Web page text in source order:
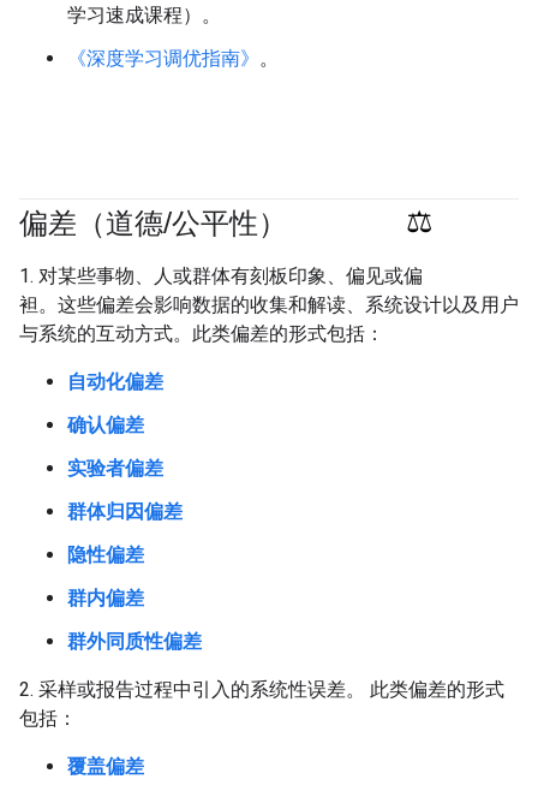
学习速成课程）。
《深度学习调优指南》 。
偏差（道德/公平性） #fundamentals
1. 对某些事物、人或群体有刻板印象、偏见或偏
袒。这些偏差会影响数据的收集和解读、系统设计以及用户
与系统的互动方式。此类偏差的形式包括：
自动化偏差
确认偏差
实验者偏差
群体归因偏差
隐性偏差
群内偏差
群外同质性偏差
2. 采样或报告过程中引入的系统性误差。 此类偏差的形式
包括：
覆盖偏差